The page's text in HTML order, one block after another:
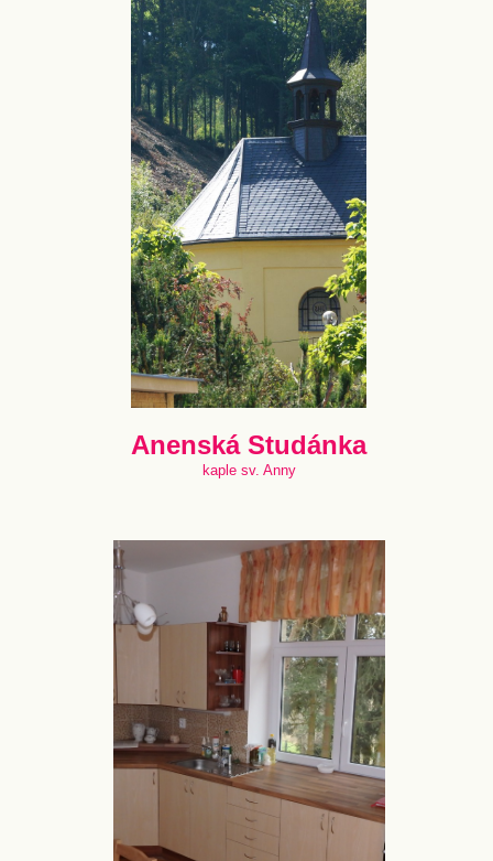
Anenská Studánka
kaple sv. Anny